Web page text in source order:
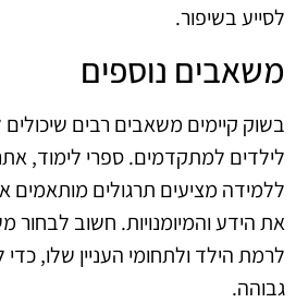
לסייע בשיפור.
משאבים נוספים
בשוק קיימים משאבים רבים
לילדים למתקדמים. ספרי לימוד,
ללמידה מציעים תרגולים מותאמים
את הידע והמיומנויות. חשוב
לרמת הילד ולתחומי העניין שלו,
גבוהה.